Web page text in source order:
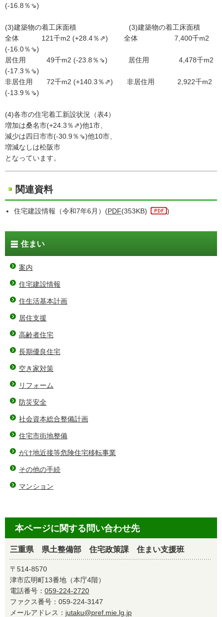
(-16.8％⇘)
(3)建築物の着工床面積 (3)建築物の着工床面積
全体 121千m2 (+28.4％⇗) 全体 7,400千m2
(-16.0％⇘)
居住用 49千m2 (-23.8％⇘) 居住用 4,478千m2
(-17.3％⇘)
非居住用 72千m2 (+140.3％⇗) 非居住用 2,922千m2
(-13.9％⇘)
(4)各市の住宅着工新設状況（表4）
増加は桑名市(+24.3％⇗)他1市、
減少は四日市市(-30.9％⇘)他10市、
増減なしは松阪市
となっています。
関連資料
住宅建設情報（令和7年6月）(PDF(353KB) )
住まい
案内
住宅建設情報
住生活基本計画
居住支援
高齢者住宅
長期優良住宅
空き家対策
リフォーム
防災安全
社会資本総合整備計画
住宅市街地整備
がけ地近接等危険住宅移転事業
その他の手続
マンション
本ページに関する問い合わせ先
三重県 県土整備部 住宅政策課 住まい支援班
〒514-8570
津市広明町13番地（本庁4階）
電話番号： 059-224-2720
ファクス番号：059-224-3147
メールアドレス： jutaku@pref.mie.lg.jp